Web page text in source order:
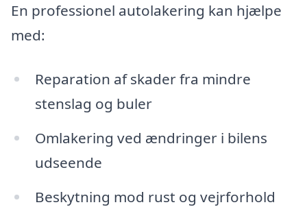
En professionel autolakering kan hjælpe
med:
Reparation af skader fra mindre
stenslag og buler
Omlakering ved ændringer i bilens
udseende
Beskytning mod rust og vejrforhold